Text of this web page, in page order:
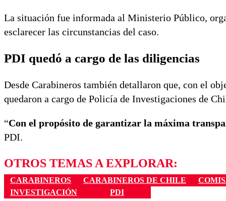
La situación fue informada al Ministerio Público,
esclarecer las circunstancias del caso.
PDI quedó a cargo de las diligencias
Desde Carabineros también detallaron que, con el
quedaron a cargo de Policía de Investigaciones de
“Con el propósito de garantizar la máxima
PDI.
OTROS TEMAS A EXPLORAR:
CARABINEROS CARABINEROS DE CHILE
INVESTIGACIÓN
PDI